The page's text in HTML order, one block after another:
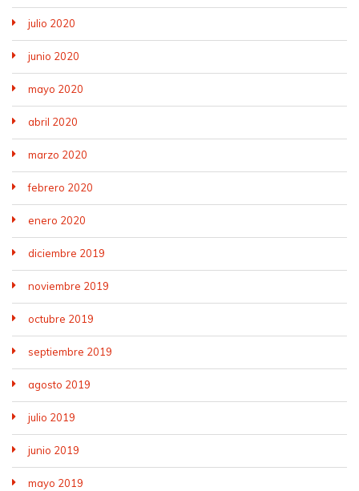
julio 2020
junio 2020
mayo 2020
abril 2020
marzo 2020
febrero 2020
enero 2020
diciembre 2019
noviembre 2019
octubre 2019
septiembre 2019
agosto 2019
julio 2019
junio 2019
mayo 2019